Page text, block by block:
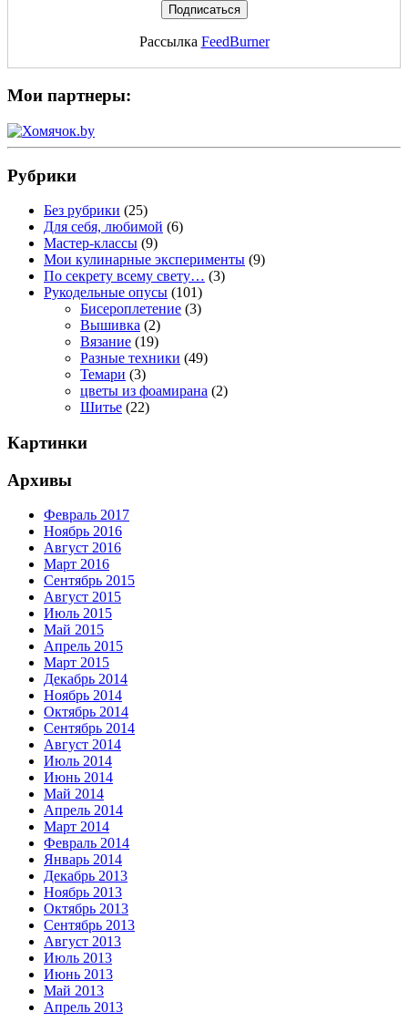
Рассылка FeedBurner
Мои партнеры:
Рубрики
Без рубрики (25)
Для себя, любимой (6)
Мастер-классы (9)
Мои кулинарные эксперименты (9)
По секрету всему свету… (3)
Рукодельные опусы (101)
Бисероплетение (3)
Вышивка (2)
Вязание (19)
Разные техники (49)
Темари (3)
цветы из фоамирана (2)
Шитье (22)
Картинки
Архивы
Февраль 2017
Ноябрь 2016
Август 2016
Март 2016
Сентябрь 2015
Август 2015
Июль 2015
Май 2015
Апрель 2015
Март 2015
Декабрь 2014
Ноябрь 2014
Октябрь 2014
Сентябрь 2014
Август 2014
Июль 2014
Июнь 2014
Май 2014
Апрель 2014
Март 2014
Февраль 2014
Январь 2014
Декабрь 2013
Ноябрь 2013
Октябрь 2013
Сентябрь 2013
Август 2013
Июль 2013
Июнь 2013
Май 2013
Апрель 2013